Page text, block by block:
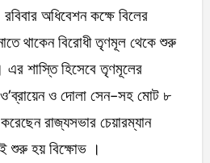
অধিবেশন কক্ষে বিলের
থাকেন বিরোধী তৃণমূল থেকে শুরু
শাস্তি হিসেবে তৃণমূলের
ও দোলা সেন-সহ মোট ৮
রাজ্যসভার চেয়ারম্যান
শুরু হয় বিক্ষোভ ।